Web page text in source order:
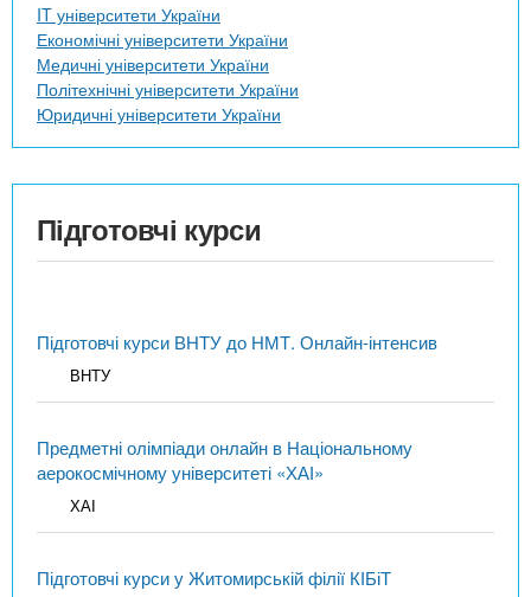
IT університети України
Економічні університети України
Медичні університети України
Політехнічні університети України
Юридичні університети України
Підготовчі курси
Підготовчі курси ВНТУ до НМТ. Онлайн-інтенсив
ВНТУ
Предметні олімпіади онлайн в Національному
аерокосмічному університеті «ХАІ»
ХАІ
Підготовчі курси у Житомирській філії КІБіТ